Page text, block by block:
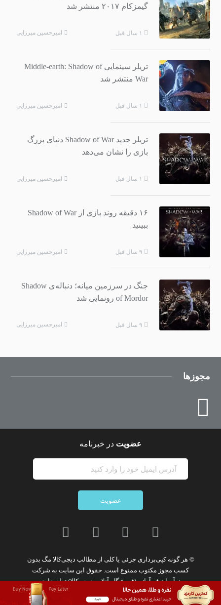
گیمزکام ۲۰۱۷ منتشر شد
۱ سال قبل امیرحسین میرزایی
تریلر سینمایی Middle-earth: Shadow of
War منتشر شد
۱ سال قبل امیرحسین میرزایی
تریلر جدید Shadow of War دنیای بزرگ
بازی را نشان می‌دهد
۱ سال قبل امیرحسین میرزایی
۱۶ دقیقه روند بازی از Shadow of War
ببینید
۹ سال قبل امیرحسین میرزایی
جنگ در سرزمین میانه؛ دنباله‌ی Shadow
of Mordor رونمایی شد
۹ سال قبل امیرحسین میرزایی
مجوزها
عضویت در خبرنامه
عضویت
© هر گونهکپی‌برداری جزئی یا کلی از مطالب دیجی‌کالا مگ بدون
کسب مجوز مکتوب ممنوع است. حقوق این سایت به شرکت
نوآوران فن‌آوازه (فروشگاه آنلاین دیجی‌کالا)تعلق دارد.